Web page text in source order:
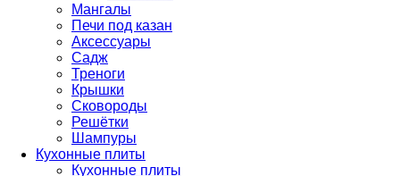
Мангалы
Печи под казан
Аксессуары
Садж
Треноги
Крышки
Сковороды
Решётки
Шампуры
Кухонные плиты
Кухонные плиты